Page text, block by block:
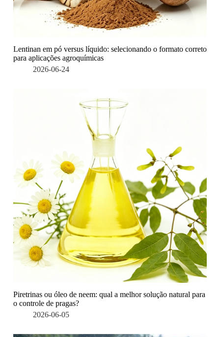
Lentinan em pó versus líquido: selecionando o formato correto
para aplicações agroquímicas
2026-06-24
Piretrinas ou óleo de neem: qual a melhor solução natural para
o controle de pragas?
2026-06-05